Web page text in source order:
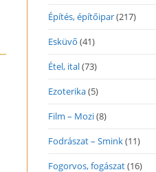
Építés, építőipar(217)
Esküvő (41)
Étel, ital(73)
Ezoterika(5)
Film – Mozi(8)
Fodrászat – Smink(11)
Fogorvos, fogászat(16)